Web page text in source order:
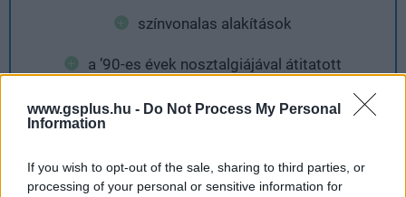
www.gsplus.hu - Do Not Process My Personal
Information
If you wish to opt-out of the sale, sharing to third parties, or
processing of your personal or sensitive information for
színvonalas alakítások
a ’90-es évek nosztalgiájával átitatott